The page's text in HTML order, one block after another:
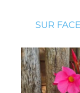
SUR